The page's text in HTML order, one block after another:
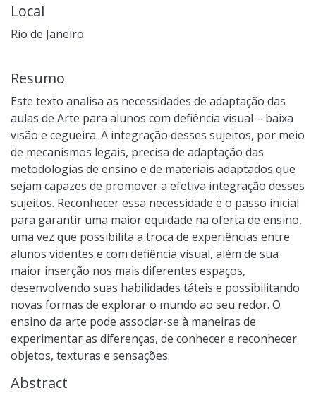
Local
Rio de Janeiro
Resumo
Este texto analisa as necessidades de adaptação das
aulas de Arte para alunos com defiência visual – baixa
visão e cegueira. A integração desses sujeitos, por meio
de mecanismos legais, precisa de adaptação das
metodologias de ensino e de materiais adaptados que
sejam capazes de promover a efetiva integração desses
sujeitos. Reconhecer essa necessidade é o passo inicial
para garantir uma maior equidade na oferta de ensino,
uma vez que possibilita a troca de experiências entre
alunos videntes e com defiência visual, além de sua
maior inserção nos mais diferentes espaços,
desenvolvendo suas habilidades táteis e possibilitando
novas formas de explorar o mundo ao seu redor. O
ensino da arte pode associar-se à maneiras de
experimentar as diferenças, de conhecer e reconhecer
objetos, texturas e sensações.
Abstract